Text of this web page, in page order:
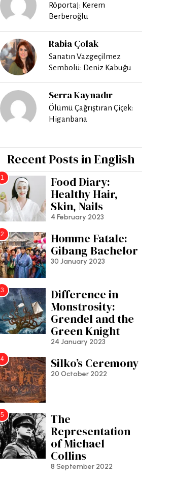
Röportaj: Kerem
Berberoğlu
Rabia Çolak
Sanatın Vazgeçilmez
Sembolü: Deniz Kabuğu
Serra Kaynadır
Ölümü Çağrıştıran Çiçek:
Higanbana
Recent Posts in English
1
Food Diary:
Healthy Hair,
Skin, Nails
4 February 2023
2
Homme Fatale:
Gibang Bachelor
30 January 2023
3
Difference in
Monstrosity:
Grendel and the
Green Knight
24 January 2023
4 Silko’s Ceremony
20 October 2022
5
The
Representation
of Michael
Collins
8 September 2022